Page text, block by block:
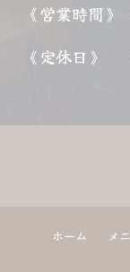
《営業時間》
《定休日》
ホーム メ